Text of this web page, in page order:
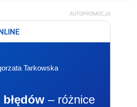
AUTOPROMOCJA
Tarkowska
– różnice